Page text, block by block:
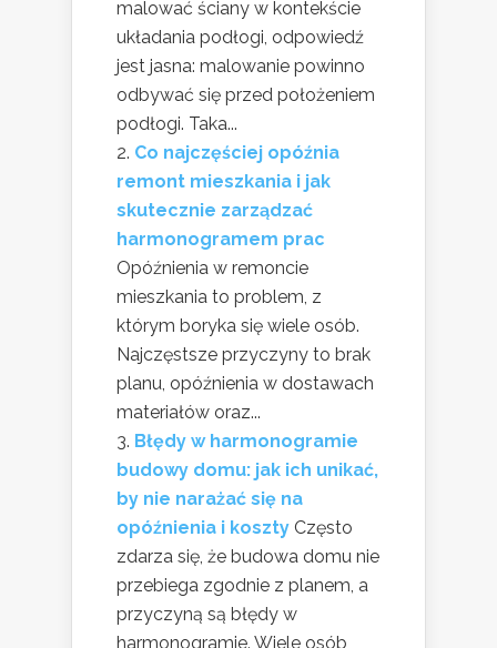
malować ściany w kontekście
układania podłogi, odpowiedź
jest jasna: malowanie powinno
odbywać się przed położeniem
podłogi. Taka...
Co najczęściej opóźnia
remont mieszkania i jak
skutecznie zarządzać
harmonogramem prac
Opóźnienia w remoncie
mieszkania to problem, z
którym boryka się wiele osób.
Najczęstsze przyczyny to brak
planu, opóźnienia w dostawach
materiałów oraz...
Błędy w harmonogramie
budowy domu: jak ich unikać,
by nie narażać się na
opóźnienia i koszty Często
zdarza się, że budowa domu nie
przebiega zgodnie z planem, a
przyczyną są błędy w
harmonogramie. Wiele osób